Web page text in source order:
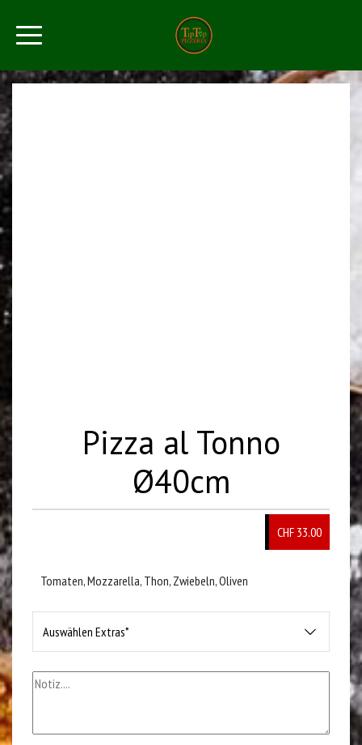
Pizza al Tonno
Ø40cm
CHF 33.00
Tomaten, Mozzarella, Thon, Zwiebeln, Oliven
Auswählen Extras*